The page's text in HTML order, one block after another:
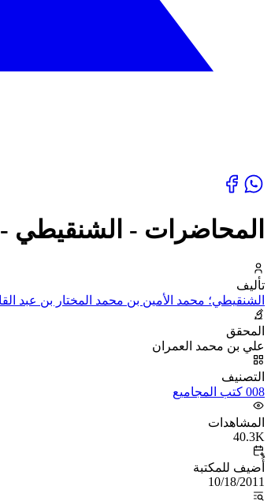
المحاضرات - الشنقيطي
تأليف
الشنقيطي؛ محمد الأمين بن محمد المختار بن عبد
المحقق
علي بن محمد العمران
التصنيف
008 كتب المجاميع
المشاهدات
40.3K
أُضيف للمكتبة
10/18/2011